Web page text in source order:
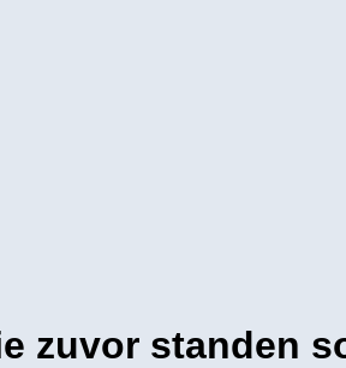
zuvor standen